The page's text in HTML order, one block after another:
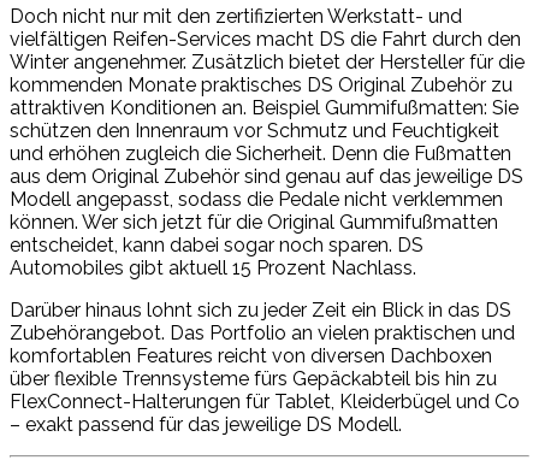
Doch nicht nur mit den zertifizierten Werkstatt- und
vielfältigen Reifen-Services macht DS die Fahrt durch den
Winter angenehmer. Zusätzlich bietet der Hersteller für die
kommenden Monate praktisches DS Original Zubehör zu
attraktiven Konditionen an. Beispiel Gummifußmatten: Sie
schützen den Innenraum vor Schmutz und Feuchtigkeit
und erhöhen zugleich die Sicherheit. Denn die Fußmatten
aus dem Original Zubehör sind genau auf das jeweilige DS
Modell angepasst, sodass die Pedale nicht verklemmen
können. Wer sich jetzt für die Original Gummifußmatten
entscheidet, kann dabei sogar noch sparen. DS
Automobiles gibt aktuell 15 Prozent Nachlass.
Darüber hinaus lohnt sich zu jeder Zeit ein Blick in das DS
Zubehörangebot. Das Portfolio an vielen praktischen und
komfortablen Features reicht von diversen Dachboxen
über flexible Trennsysteme fürs Gepäckabteil bis hin zu
FlexConnect-Halterungen für Tablet, Kleiderbügel und Co
– exakt passend für das jeweilige DS Modell.